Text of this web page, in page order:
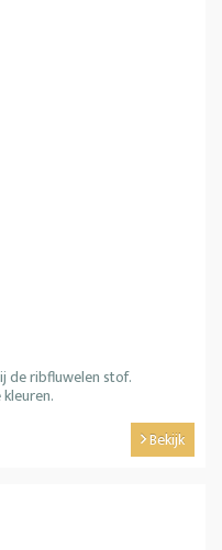
de ribfluwelen stof.
Bekijk